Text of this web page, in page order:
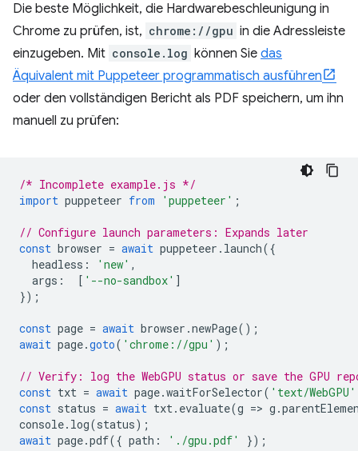
Die beste Möglichkeit, die Hardwarebeschleunigung in
Chrome zu prüfen, ist, chrome://gpu in die Adressleiste
einzugeben. Mit console.log können Sie das
Äquivalent mit Puppeteer programmatisch ausführen
oder den vollständigen Bericht als PDF speichern, um ihn
manuell zu prüfen:
/* Incomplete example.js */
import puppeteer from 'puppeteer' ;
// Configure launch parameters: Expands later
const browser = await puppeteer . launch({
headless : 'new' ,
args : [ '--no-sandbox' ]
});
const page = await browser .newPage();
await page.goto( 'chrome://gpu' );
// Verify: log the WebGPU status or save the GPU
const txt = await page.waitForSelector( 'text/WebGPU'
const status = await txt. evaluate(g => g .
console. log(status);
await page.pdf({ path : './gpu.pdf' });